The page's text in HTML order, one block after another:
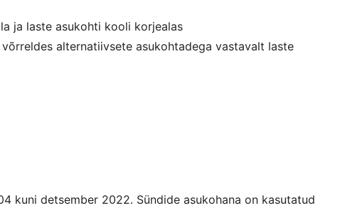
ja laste asukohti kooli korjealas
alternatiivsete asukohtadega vastavalt laste
kuni detsember 2022. Sündide asukohana on kasutatud